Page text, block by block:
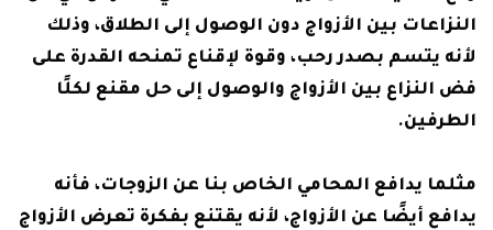
النزاعات بين الأزواج دون الوصول إلى الطلاق، وذلك
لأنه يتسم بصدر رحب، وقوة لإقناع تمنحه القدرة على
فض النزاع بين الأزواج والوصول إلى حل مقنع لكلًا
الطرفين.
مثلما يدافع المحامي الخاص بنا عن الزوجات، فأنه
يدافع أيضًا عن الأزواج، لأنه يقتنع بفكرة تعرض الأزواج